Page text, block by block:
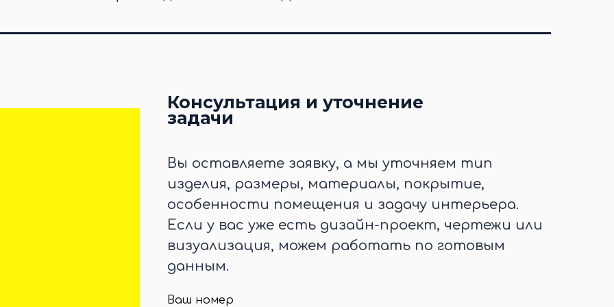
Консультация и уточнение
задачи
Вы оставляете заявку, а мы уточняем тип
изделия, размеры, материалы, покрытие,
особенности помещения и задачу интерьера.
Если у вас уже есть дизайн-проект, чертежи или
визуализация, можем работать по готовым
данным.
Ваш номер